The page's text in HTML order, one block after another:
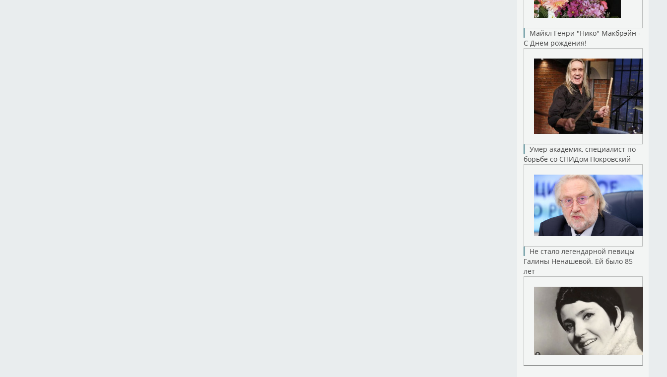
Майкл Генри "Нико" Макбрэйн -
С Днем рождения!
Умер академик, специалист по
борьбе со СПИДом Покровский
Не стало легендарной певицы
Галины Ненашевой. Ей было 85
лет